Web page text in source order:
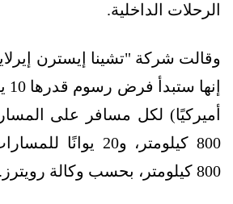
الرحلات الداخلية.
وقالت شركة "تشينا إيسترن
أميركيًا) لكل مسافر على
800 كيلومتر، و20
800 كيلومتر، بحسب وكالة رويترز.